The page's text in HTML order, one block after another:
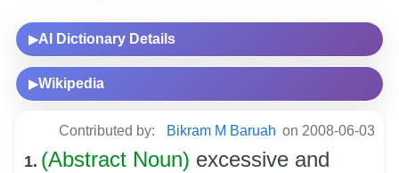
▶AI Dictionary Details
▶Wikipedia
Contributed by: Bikram M Baruah on 2008-06-03
1. (Abstract Noun) excessive and